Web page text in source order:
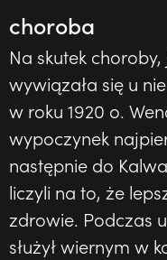
choroba
Na skutek choroby,
wywiązała się u
w roku 1920 o.
wypoczynek
następnie do
liczyli na to, że
zdrowie. Podczas
służył wiernym w